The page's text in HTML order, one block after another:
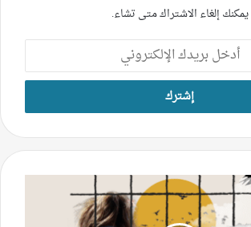
يمكنك إلغاء الاشتراك متى تشاء.